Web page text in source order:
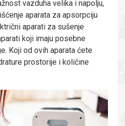
vazduha velika i napolju,
aparata za apsorpciju
aparati za sušenje
koji imaju posebne
Koji od ovih aparata ćete
prostorije i količine